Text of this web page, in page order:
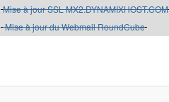
Mise à jour SSL MX2.DYNAMIXHOST.COM
Mise à jour du Webmail RoundCube